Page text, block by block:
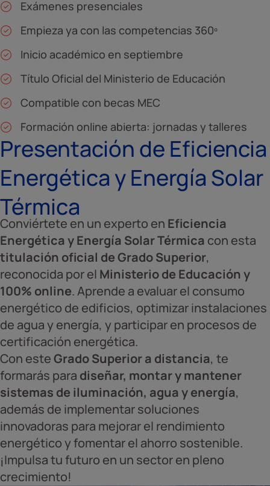
Exámenes presenciales
Empieza ya con las competencias 360º
Inicio académico en septiembre
Título Oficial del Ministerio de Educación
Compatible con becas MEC
Formación online abierta: jornadas y talleres
Presentación de Eficiencia
Energética y Energía Solar
Térmica
Conviértete en un experto en Eficiencia
Energética y Energía Solar Térmica con esta
titulación oficial de Grado Superior,
reconocida por el Ministerio de Educación y
100% online. Aprende a evaluar el consumo
energético de edificios, optimizar instalaciones
de agua y energía, y participar en procesos de
certificación energética.
Con esteGrado Superior a distancia, te
formarás para diseñar, montar y mantener
sistemas de iluminación, agua y energía,
además de implementar soluciones
innovadoras para mejorar el rendimiento
energético y fomentar el ahorro sostenible.
¡Impulsa tu futuro en un sector en pleno
crecimiento!